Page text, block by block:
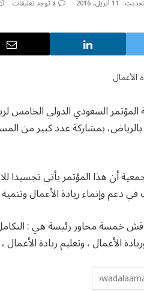
11 أبريل، 2016 لا توجد تعليقات
بمشاركة عدد كبير من
أن هذا المؤتمر يأتي تجسيدا
دعم وإنماء ريادة الأعمال وتنمية
خمسة محاور رئيسة هي :
الأعمال ، وتعليم ريادة